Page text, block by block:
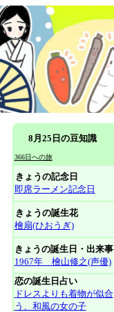
8月25日の豆知識
366日への旅
きょうの記念日
即席ラーメン記念日
きょうの誕生花
檜扇(ひおうぎ)
きょうの誕生日・出来事
1967年 檜山修之(声優)
恋の誕生日占い
ドレスよりも着物が似合
う、和風の女の子